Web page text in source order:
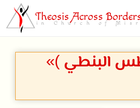
Theosis Across
in Church of Misr
البنطي )»